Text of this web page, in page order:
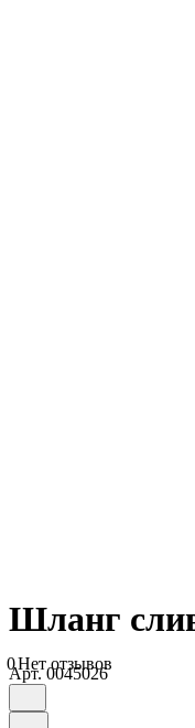
Шланг
0Нет отзывов
Арт.0045026